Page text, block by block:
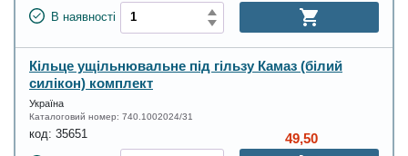
В наявності
Кільце ущільнювальне під гільзу Камаз (білий
силікон) комплект
Україна
Каталоговий номер: 740.1002024/31
код: 35651 49,50